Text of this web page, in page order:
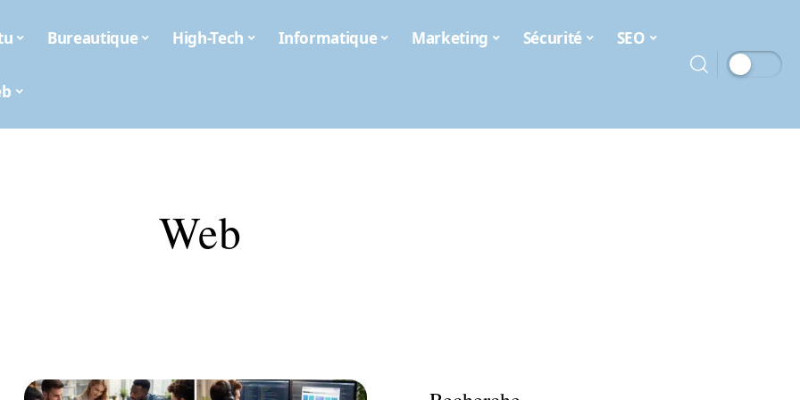
Bureautique High-Tech Informatique Marketing Sécurité SEO
Web